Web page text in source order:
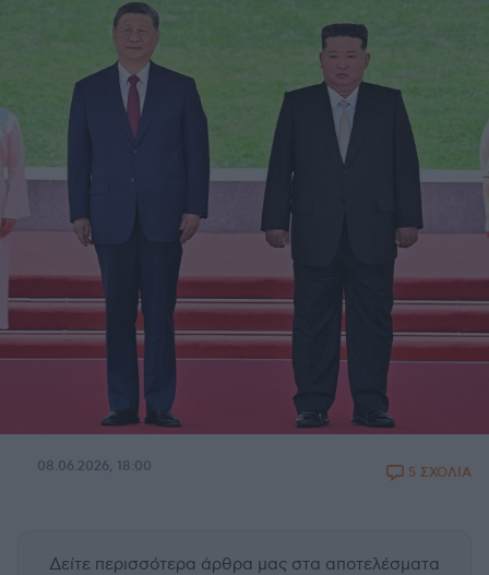
08.06.2026, 18:00 5 ΣΧΟΛΙΑ
Δείτε περισσότερα άρθρα μας στα αποτελέσματα